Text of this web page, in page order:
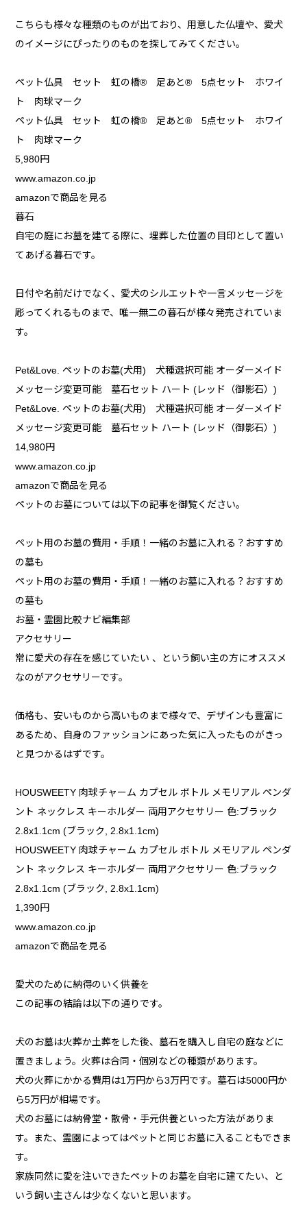
こちらも様々な種類のものが出ており、用意した仏壇や、愛犬
のイメージにぴったりのものを探してみてください。
ペット仏具 セット 虹の橋® 足あと® 5点セット ホワイ
ト 肉球マーク
ペット仏具 セット 虹の橋® 足あと® 5点セット ホワイ
ト 肉球マーク
5,980円
www.amazon.co.jp
amazonで商品を見る
暮石
自宅の庭にお墓を建てる際に、埋葬した位置の目印として置い
てあげる暮石です。
日付や名前だけでなく、愛犬のシルエットや一言メッセージを
彫ってくれるものまで、唯一無二の暮石が様々発売されていま
す。
Pet&Love. ペットのお墓(犬用) 犬種選択可能 オーダーメイド
メッセージ変更可能 墓石セット ハート (レッド（御影石）)
Pet&Love. ペットのお墓(犬用) 犬種選択可能 オーダーメイド
メッセージ変更可能 墓石セット ハート (レッド（御影石）)
14,980円
www.amazon.co.jp
amazonで商品を見る
ペットのお墓については以下の記事を御覧ください。
ペット用のお墓の費用・手順！一緒のお墓に入れる？おすすめ
の墓も
ペット用のお墓の費用・手順！一緒のお墓に入れる？おすすめ
の墓も
お墓・霊園比較ナビ編集部
アクセサリー
常に愛犬の存在を感じていたい 、という飼い主の方にオススメ
なのがアクセサリーです。
価格も、安いものから高いものまで様々で、デザインも豊富に
あるため、自身のファッションにあった気に入ったものがきっ
と見つかるはずです。
HOUSWEETY 肉球チャーム カプセル ボトル メモリアル ペンダ
ント ネックレス キーホルダー 両用アクセサリー 色:ブラック
2.8x1.1cm (ブラック, 2.8x1.1cm)
HOUSWEETY 肉球チャーム カプセル ボトル メモリアル ペンダ
ント ネックレス キーホルダー 両用アクセサリー 色:ブラック
2.8x1.1cm (ブラック, 2.8x1.1cm)
1,390円
www.amazon.co.jp
amazonで商品を見る
愛犬のために納得のいく供養を
この記事の結論は以下の通りです。
犬のお墓は火葬か土葬をした後、墓石を購入し自宅の庭などに
置きましょう。火葬は合同・個別などの種類があります。
犬の火葬にかかる費用は1万円から3万円です。墓石は5000円か
ら5万円が相場です。
犬のお墓には納骨堂・散骨・手元供養といった方法がありま
す。また、霊園によってはペットと同じお墓に入ることもできま
す。
家族同然に愛を注いできたペットのお墓を自宅に建てたい、と
いう飼い主さんは少なくないと思います。